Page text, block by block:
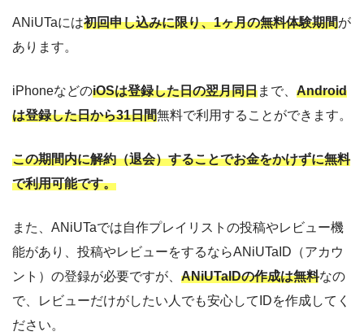
ANiUTaには初回申し込みに限り、1ヶ月の無料体験期間が
あります。
iPhoneなどのiOSは登録した日の翌月同日まで、 Android
は登録した日から31日間無料で利用することができます。
この期間内に解約（退会）することでお金をかけずに無料
で利用可能です。
また、ANiUTaでは自作プレイリストの投稿やレビュー機
能があり、投稿やレビューをするならANiUTaID（アカウ
ント）の登録が必要ですが、 ANiUTaIDの作成は無料なの
で、レビューだけがしたい人でも安心してIDを作成してく
ださい。